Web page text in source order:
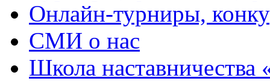
Онлайн-турниры,
СМИ о нас
Школа